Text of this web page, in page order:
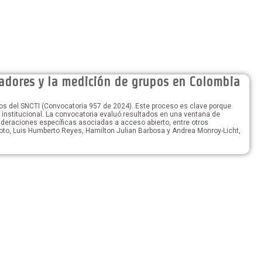
y la medición de grupos en Colombia
SNCTI (Convocatoria 957 de 2024). Este proceso es clave porque
La convocatoria evaluó resultados en una ventana de
específicas asociadas a acceso abierto, entre otros
Luis Humberto Reyes, Hamilton Julian Barbosa y Andrea Monroy-Licht,